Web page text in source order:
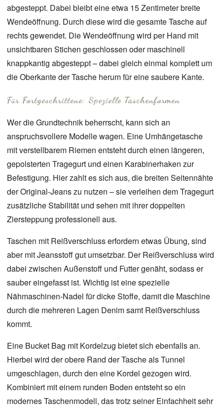
abgesteppt. Dabei bleibt eine etwa 15 Zentimeter breite
Wendeöffnung. Durch diese wird die gesamte Tasche auf
rechts gewendet. Die Wendeöffnung wird per Hand mit
unsichtbaren Stichen geschlossen oder maschinell
knappkantig abgesteppt – dabei gleich einmal komplett um
die Oberkante der Tasche herum für eine saubere Kante.
Für Fortgeschrittene: Spezielle Taschenformen
Wer die Grundtechnik beherrscht, kann sich an
anspruchsvollere Modelle wagen. Eine Umhängetasche
mit verstellbarem Riemen entsteht durch einen längeren,
gepolsterten Tragegurt und einen Karabinerhaken zur
Befestigung. Hier zahlt es sich aus, die breiten Seitennähte
der Original-Jeans zu nutzen – sie verleihen dem Tragegurt
zusätzliche Stabilität und sehen mit ihrer doppelten
Ziersteppung professionell aus.
Taschen mit Reißverschluss erfordern etwas Übung, sind
aber mit Jeansstoff gut umsetzbar. Der Reißverschluss wird
dabei zwischen Außenstoff und Futter genäht, sodass er
sauber eingefasst ist. Wichtig ist eine spezielle
Nähmaschinen-Nadel für dicke Stoffe, damit die Maschine
durch die mehreren Lagen Denim samt Reißverschluss
kommt.
Eine Bucket Bag mit Kordelzug bietet sich ebenfalls an.
Hierbei wird der obere Rand der Tasche als Tunnel
umgeschlagen, durch den eine Kordel gezogen wird.
Kombiniert mit einem runden Boden entsteht so ein
modernes Taschenmodell, das trotz seiner Einfachheit sehr